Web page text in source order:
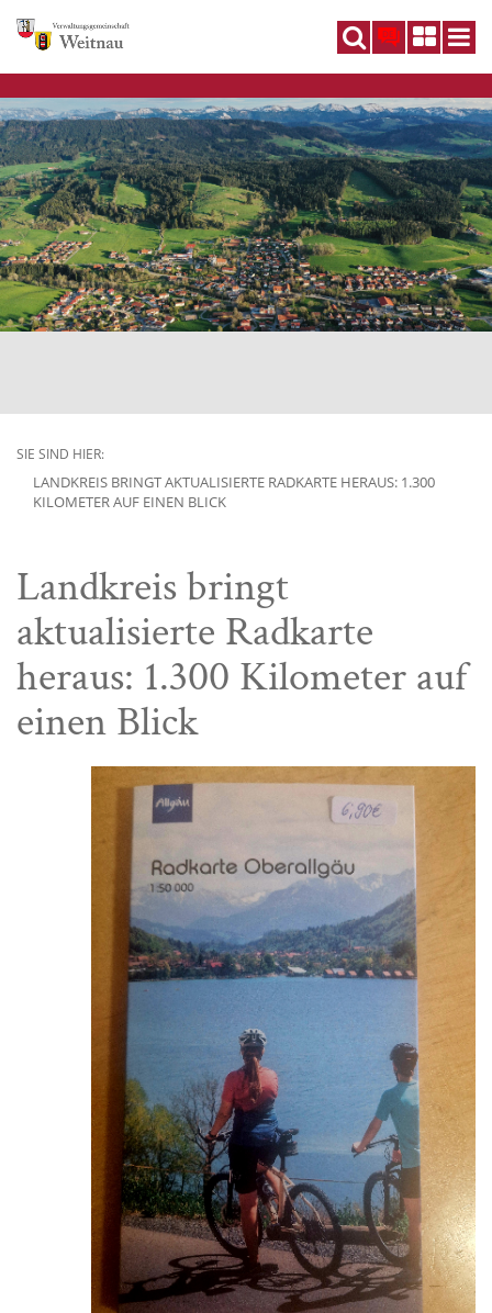
DE
SIE SIND HIER:
LANDKREIS BRINGT AKTUALISIERTE RADKARTE HERAUS: 1.300
KILOMETER AUF EINEN BLICK
Landkreis bringt
aktualisierte Radkarte
heraus: 1.300 Kilometer auf
einen Blick